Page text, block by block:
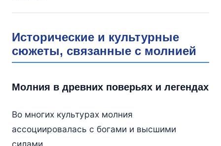
Исторические и культурные
сюжеты, связанные с молнией
Молния в древних поверьях и легендах
Во многих культурах молния
ассоциировалась с богами и высшими
силами.